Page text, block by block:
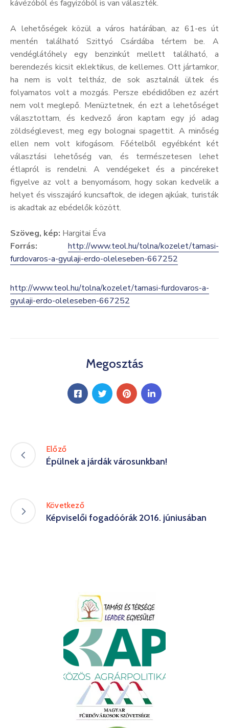
kávézóból és fagyizóból is van választék.
A lehetőségek közül a város határában, az 61-es út
mentén található Szittyó Csárdába tértem be. A
vendéglátóhely egy benzinkút mellett található, a
berendezés kicsit eklektikus, de kellemes. Ott jártamkor,
ha nem is volt teltház, de sok asztalnál ültek és
folyamatos volt a mozgás. Persze ebédidőben ez azért
nem volt meglepő. Menüztetnek, én ezt a lehetőséget
választottam, és kedvező áron kaptam egy jó adag
zöldséglevest, meg egy bolognai spagettit. A minőség
ellen nem volt kifogásom. Főételből egyébként két
választási lehetőség van, és természetesen lehet
étlapról is rendelni. A vendégeket és a pincéreket
figyelve az volt a benyomásom, hogy sokan kedvelik a
helyet és visszajáró kuncsaftok, de idegen ajkúak, turisták
is akadtak az ebédelők között.
Szöveg, kép: Hargitai Éva
Forrás:
http://www.teol.hu/tolna/kozelet/tamasi-
furdovaros-a-gyulaji-erdo-oleleseben-667252
http://www.teol.hu/tolna/kozelet/tamasi-furdovaros-a-
gyulaji-erdo-oleleseben-667252
Megosztás
Előző
Épülnek a járdák városunkban!
Következő
Képviselői fogadóórák 2016. júniusában